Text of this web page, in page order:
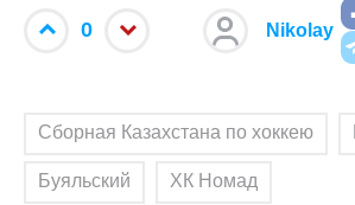
0 Nikolay
Сборная Казахстана по хоккею
Буяльский ХК Номад